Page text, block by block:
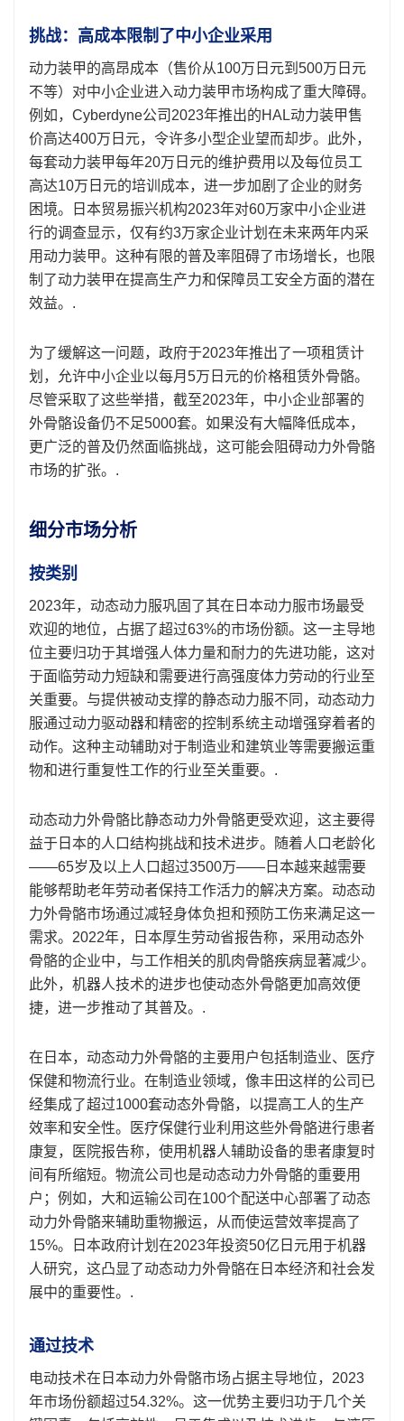
挑战：高成本限制了中小企业采用
动力装甲的高昂成本（售价从100万日元到500万日元
不等）对中小企业进入动力装甲市场构成了重大障碍。
例如，Cyber​​dyne公司2023年推出的HAL动力装甲售
价高达400万日元，令许多小型企业望而却步。此外，
每套动力装甲每年20万日元的维护费用以及每位员工
高达10万日元的培训成本，进一步加剧了企业的财务
困境。日本贸易振兴机构2023年对60万家中小企业进
行的调查显示，仅有约3万家企业计划在未来两年内采
用动力装甲。这种有限的普及率阻碍了市场增长，也限
制了动力装甲在提高生产力和保障员工安全方面的潜在
效益。.
为了缓解这一问题，政府于2023年推出了一项租赁计
划，允许中小企业以每月5万日元的价格租赁外骨骼。
尽管采取了这些举措，截至2023年，中小企业部署的
外骨骼设备仍不足5000套。如果没有大幅降低成本，
更广泛的普及仍然面临挑战，这可能会阻碍动力外骨骼
市场的扩张。.
细分市场分析
按类别
2023年，动态动力服巩固了其在日本动力服市场最受
欢迎的地位，占据了超过63%的市场份额。这一主导地
位主要归功于其增强人体力量和耐力的先进功能，这对
于面临劳动力短缺和需要进行高强度体力劳动的行业至
关重要。与提供被动支撑的静态动力服不同，动态动力
服通过动力驱动器和精密的控制系统主动增强穿着者的
动作。这种主动辅助对于制造业和建筑业等需要搬运重
物和进行重复性工作的行业至关重要。.
动态动力外骨骼比静态动力外骨骼更受欢迎，这主要得
益于日本的人口结构挑战和技术进步。随着人口老龄化
——65岁及以上人口超过3500万——日本越来越需要
能够帮助老年劳动者保持工作活力的解决方案。动态动
力外骨骼市场通过减轻身体负担和预防工伤来满足这一
需求。2022年，日本厚生劳动省报告称，采用动态外
骨骼的企业中，与工作相关的肌肉骨骼疾病显著减少。
此外，机器人技术的进步也使动态外骨骼更加高效便
捷，进一步推动了其普及。.
在日本，动态动力外骨骼的主要用户包括制造业、医疗
保健和物流行业。在制造业领域，像丰田这样的公司已
经集成了超过1000套动态外骨骼，以提高工人的生产
效率和安全性。医疗保健行业利用这些外骨骼进行患者
康复，医院报告称，使用机器人辅助设备的患者康复时
间有所缩短。物流公司也是动态动力外骨骼的重要用
户；例如，大和运输公司在100个配送中心部署了动态
动力外骨骼来辅助重物搬运，从而使运营效率提高了
15%。日本政府计划在2023年投资50亿日元用于机器
人研究，这凸显了动态动力外骨骼在日本经济和社会发
展中的重要性。.
通过技术
电动技术在日本动力外骨骼市场占据主导地位，2023
年市场份额超过54.32%。这一优势主要归功于几个关